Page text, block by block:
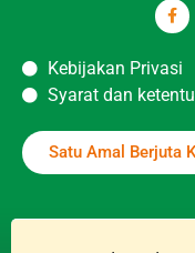
Kebijakan Privasi
Syarat dan
Satu Amal Berjuta